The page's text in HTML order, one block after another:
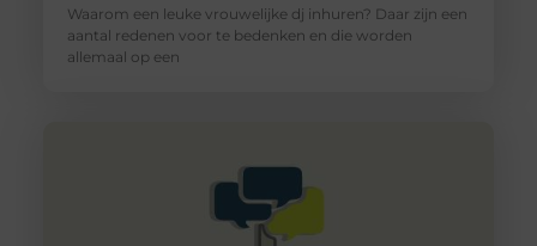
Waarom een leuke vrouwelijke dj inhuren? Daar zijn een
aantal redenen voor te bedenken en die worden
allemaal op een